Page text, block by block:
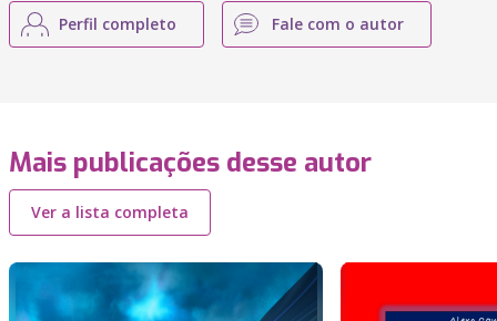
Perfil completo Fale com o autor
Mais publicações desse autor
Ver a lista completa